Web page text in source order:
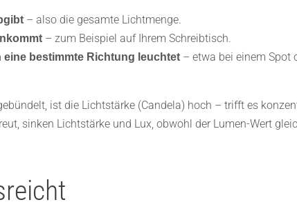
– also die gesamte Lichtmenge.
– zum Beispiel auf Ihrem Schreibtisch.
eine bestimmte Richtung leuchtet– etwa bei einem Spot
ist die Lichtstärke (Candela) hoch – trifft es
sinken Lichtstärke und Lux, obwohl der Lumen-Wert